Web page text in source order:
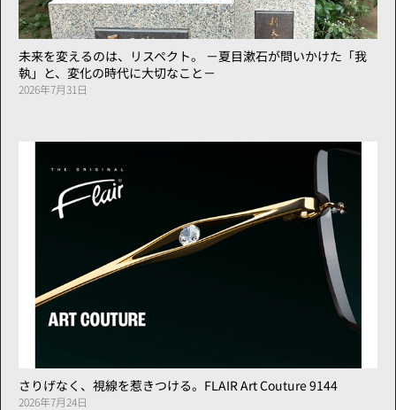
未来を変えるのは、リスペクト。 －夏目漱石が問いかけた「我
執」と、変化の時代に大切なこと－
2026年7月31日
さりげなく、視線を惹きつける。FLAIR Art Couture 9144
2026年7月24日